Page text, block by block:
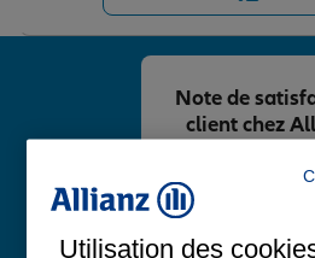
/5
Note de
Note de
client chez
Utilisation des